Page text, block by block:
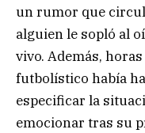
un rumor que
alguien le sopló al
vivo. Además,
futbolístico había
especificar la
emocionar tras su